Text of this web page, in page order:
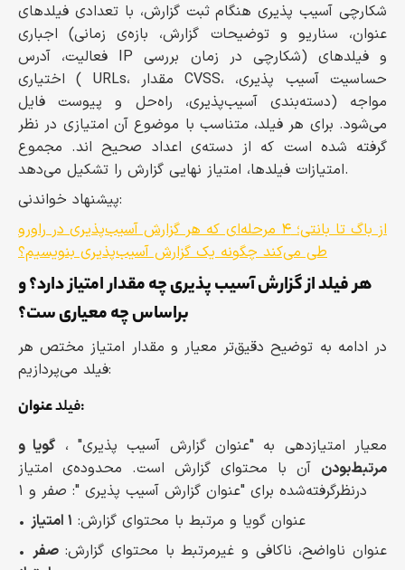
شکارچی آسیب پذیری هنگام ثبت گزارش، با تعدادی فیلدهای
اجباری (عنوان، سناریو و توضیحات گزارش، بازه‌ی زمانی
فعالیت، آدرس IP شکارچی در زمان بررسی) و فیلدهای
اختیاری ( URLs، مقدار CVSS، حساسیت آسیب پذیری،
دسته‌بندی آسیب‌پذیری، راه‌حل و پیوست فایل) مواجه
می‌شود. برای هر فیلد، متناسب با موضوع آن امتیازی در نظر
گرفته شده است که از دسته‌ی اعداد صحیح اند. مجموع
امتیازات فیلدها، امتیاز نهایی گزارش را تشکیل می‌دهد.
پیشنهاد خواندنی:
از باگ تا بانتی؛ ۴ مرحله‌ای که هر گزارش آسیب‌پذیری در راورو
طی می‌کند چگونه یک گزارش آسیب‌پذیری بنویسیم؟
هر فیلد از گزارش آسیب پذیری چه مقدار امتیاز دارد؟ و
براساس چه معیاری ست؟
در ادامه به توضیح دقیق‌تر معیار و مقدار امتیاز مختص هر
فیلد می‌پردازیم:
فیلدعنوان :
معیار امتیازدهی به "عنوان گزارش آسیب پذیری" ، گویا و
مرتبط‌بودن آن با محتوای گزارش است. محدوده‌ی امتیاز
درنظرگرفته‌شده برای "عنوان گزارش آسیب پذیری ": صفر و ۱
• عنوان گویا و مرتبط با محتوای گزارش: ۱ امتیاز
• عنوان ناواضح، ناکافی و غیرمرتبط با محتوای گزارش:صفر